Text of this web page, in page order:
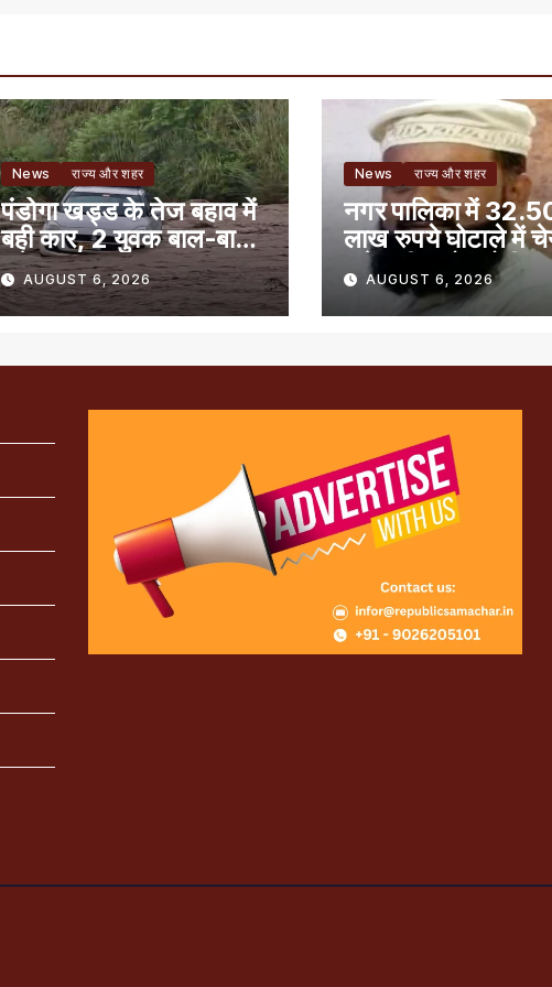
News राज्य और शहर
पंडोगा खड्ड के तेज बहाव में
बही कार, 2 युवक बाल-बाल
बचेAUGUST 6, 2026
News राज्य और शहर
नगर पालिका में
लाख रुपये घोटाले में
समेत तीन लोग दोषी
AUGUST 6, 2026